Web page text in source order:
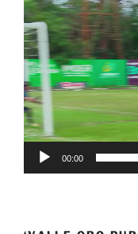
Reproductor
de
vídeo
00:00